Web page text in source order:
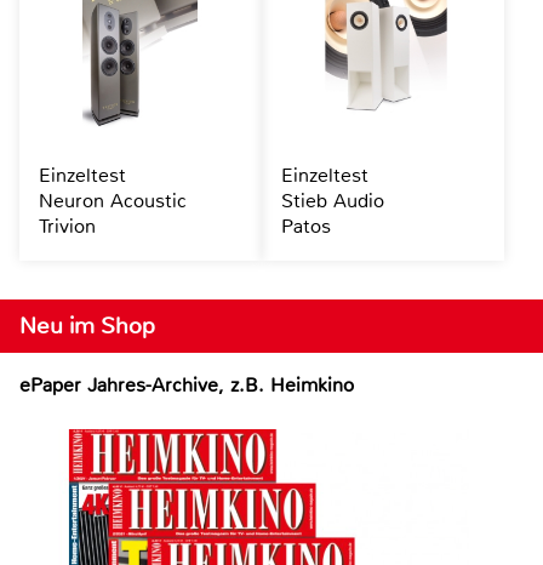
Neu im Shop
ePaper Jahres-Archive, z.B. Heimkino
Einzeltest
Neuron Acoustic
Trivion
Einzeltest
Stieb Audio
Patos